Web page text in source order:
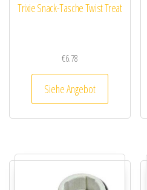
Trixie Snack-Tasche Twist Treat
€6.78
Siehe Angebot